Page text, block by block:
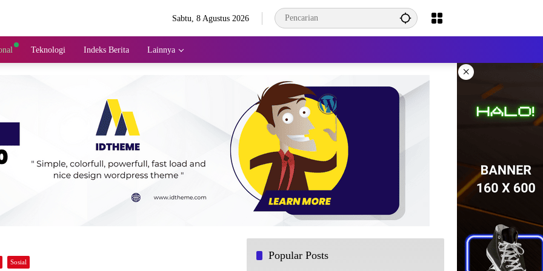
Sabtu, 8 Agustus 2026
Teknologi Indeks Berita Lainnya
×
Sosial
Popular Posts